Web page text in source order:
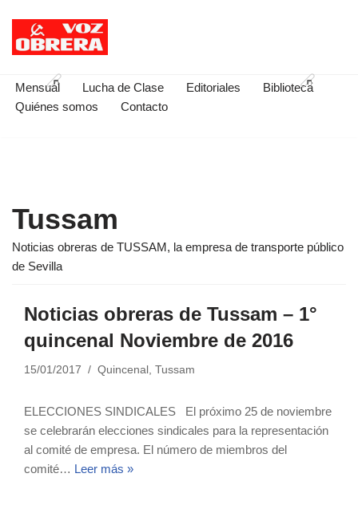
Saltar
contenido
Mensual Lucha de Clase Editoriales
Biblioteca
Quiénes somos
Contacto
Tussam
Noticias obreras de TUSSAM, la empresa de transporte público
de Sevilla
Noticias obreras de Tussam – 1°
quincenal Noviembre de 2016
15/01/2017 Quincenal , Tussam
ELECCIONES SINDICALES El próximo 25 de noviembre
se celebrarán elecciones sindicales para la representación
al comité de empresa. El número de miembros del
comité… Leer más »